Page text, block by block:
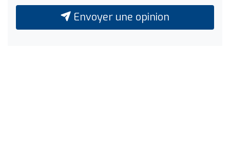
Envoyer une opinion